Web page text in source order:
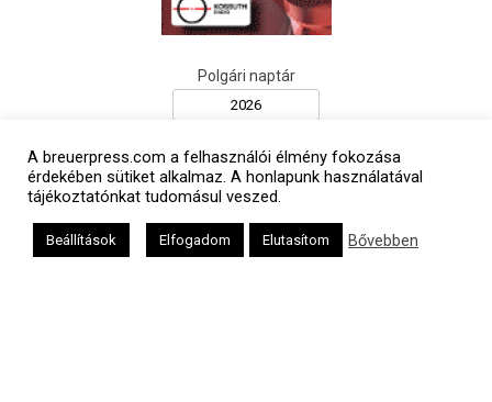
Polgári naptár
Héber naptár
A breuerpress.com a felhasználói élmény fokozása
érdekében sütiket alkalmaz. A honlapunk használatával
tájékoztatónkat tudomásul veszed.
Beállítások Elfogadom Elutasítom Bővebben